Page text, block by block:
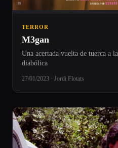
TERROR
M3gan
Una acertada vuelta de tuerca a
diabólica
27/01/2023 · Jordi Flotats